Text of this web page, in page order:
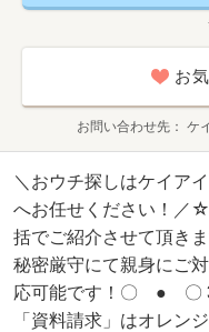
お
お問い合わせ先 ケ
＼おウチ探しはケイア
へお任せください！／
括でご紹介させて頂き
秘密厳守にて親身にご
応可能です！〇 ●
「資料請求」はオレン